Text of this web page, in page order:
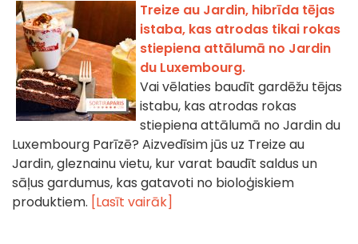
Treize au Jardin, hibrīda tējas
istaba, kas atrodas tikai rokas
stiepiena attālumā no Jardin
du Luxembourg.
Vai vēlaties baudīt gardēžu tējas
istabu, kas atrodas rokas
stiepiena attālumā no Jardin du
Luxembourg Parīzē? Aizvedīsim jūs uz Treize au
Jardin, gleznainu vietu, kur varat baudīt saldus un
sāļus gardumus, kas gatavoti no bioloģiskiem
produktiem. [Lasīt vairāk]